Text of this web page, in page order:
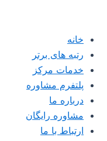
خانه
رتبه های برتر
خدمات مرکز
پلتفرم مشاوره
درباره ما
مشاوره رایگان
ارتباط با ما